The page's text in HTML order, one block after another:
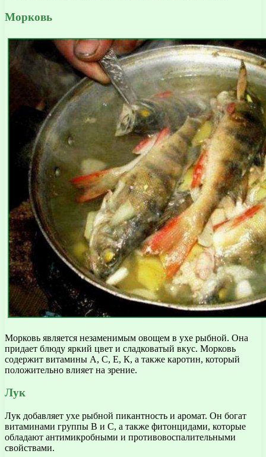
Морковь
Морковь является незаменимым овощем в ухе рыбной. Она
придает блюду яркий цвет и сладковатый вкус. Морковь
содержит витамины А, С, Е, К, а также каротин, который
положительно влияет на зрение.
Лук
Лук добавляет ухе рыбной пикантность и аромат. Он богат
витаминами группы В и С, а также фитонцидами, которые
обладают антимикробными и противовоспалительными
свойствами.